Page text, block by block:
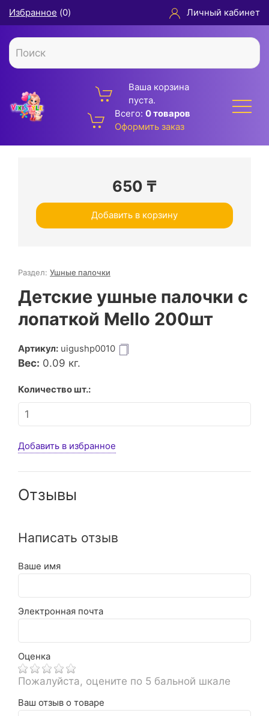
Избранное (0) Личный кабинет
Ваша корзина
пуста.
Всего: 0 товаров
Оформить заказ
650 ₸
Добавить в корзину
Раздел: Ушные палочки
Детские ушные палочки с
лопаткой Mello 200шт
Артикул: uigushp0010
Вес: 0.09 кг.
Количество шт.:
Добавить в избранное
Отзывы
Написать отзыв
Ваше имя
Электронная почта
Оценка
Пожалуйста, оцените по 5 бальной шкале
Ваш отзыв о товаре